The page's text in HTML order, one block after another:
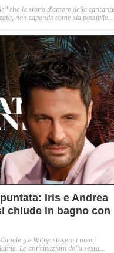
che la storia d'amore della
non capendo come sia possibile
Iris e Andrea
chiude in bagno con
5 e Witty: stasera i nuovi
Le anticipazioni della sesta